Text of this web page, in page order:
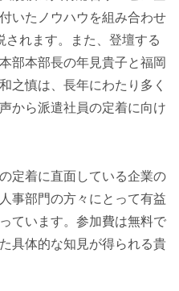
いたノウハウを組み合わせ
されます。また、登壇する
部本部長の年見貴子と福岡
之慎は、長年にわたり多く
から派遣社員の定着に向け
定着に直面している企業の
事部門の方々にとって有益
ています。参加費は無料で
具体的な知見が得られる貴